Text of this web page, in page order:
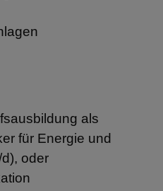
als
für Energie und
oder